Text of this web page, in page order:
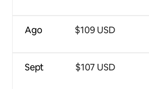
Ago
Sept
$109 USD
$107 USD